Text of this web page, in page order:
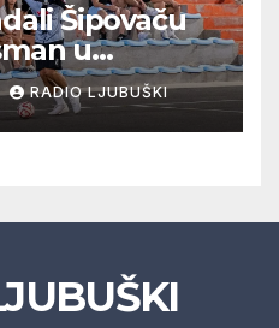
Šipovaču
u
izborio
Klobuk ispao,
četvrtfinale
RADIO LJUBUŠKI